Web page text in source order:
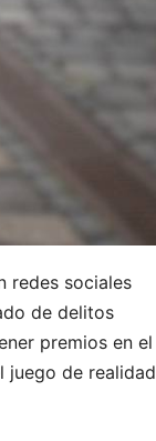
redes sociales
de delitos
premios en el
juego de realidad